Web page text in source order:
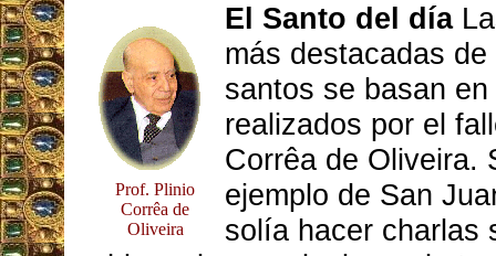
Prof. Plinio
Corrêa de
Oliveira
El Santo del día
más destacadas
santos se basan
realizados por el
Corrêa de Oliveira.
ejemplo de San
solía hacer charlas